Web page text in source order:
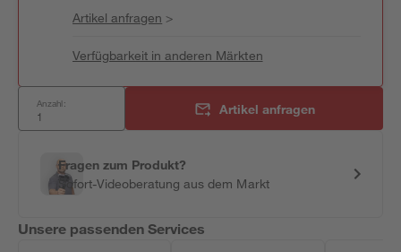
Artikel anfragen >
Verfügbarkeit in anderen Märkten
Anzahl: Artikel anfragen
Fragen zum Produkt?
Sofort-Videoberatung aus dem Markt
Unsere passenden Services